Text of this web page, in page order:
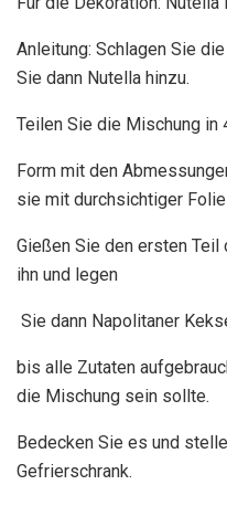
Anleitung: Schlagen Sie
Sie dann Nutella hinzu.
Teilen Sie die Mischung in
Form mit den
sie mit durchsichtiger Folie
Gießen Sie den ersten
ihn und legen
Sie dann Napolitaner
bis alle Zutaten
die Mischung sein sollte.
Bedecken Sie es und
Gefrierschrank.